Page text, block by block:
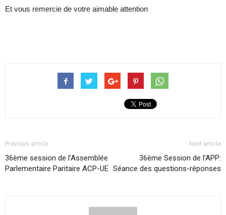
Et vous remercie de votre aimable attention
Previous article
36ème session de l’Assemblée
Parlementaire Paritaire ACP-UE
Next article
36ème Session de l’APP:
Séance des questions-réponses